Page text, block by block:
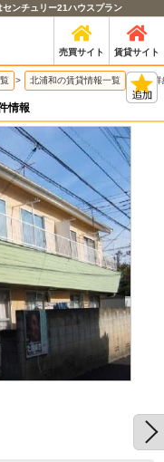
センチュリー21ハウスプラン
売買サイト 賃貸サイト
> 北浦和の賃貸情報一覧 >物件詳
情報